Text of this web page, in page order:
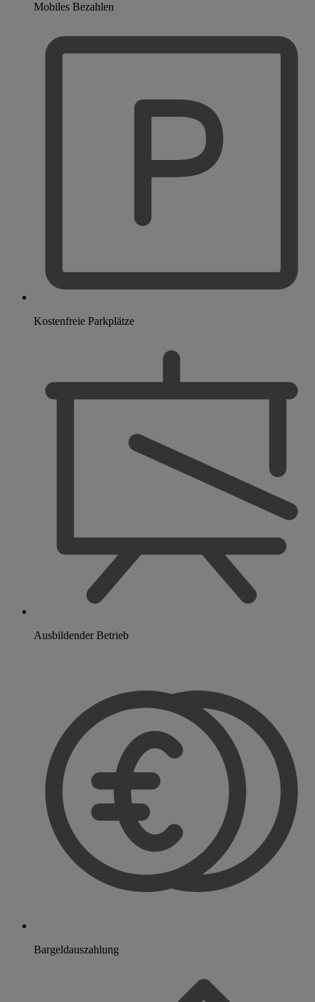
Mobiles Bezahlen
Kostenfreie Parkplätze
Ausbildender Betrieb
Bargeldauszahlung